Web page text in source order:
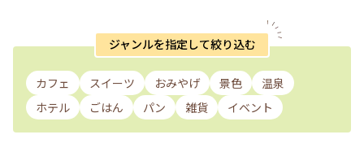
ジャンルを指定して絞り込む
カフェ スイーツ おみやげ 景色
温泉
ホテル
ごはん パン 雑貨 イベント